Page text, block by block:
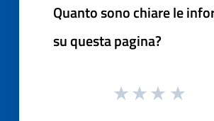
Quanto sono chiare le
su questa pagina?